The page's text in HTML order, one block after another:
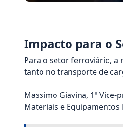
Impacto para o
Para o setor ferroviário, a
tanto no transporte de
Massimo Giavina, 1º
Materiais e